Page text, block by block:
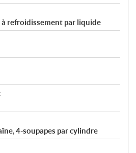
à refroidissement par liquide
4-soupapes par cylindre